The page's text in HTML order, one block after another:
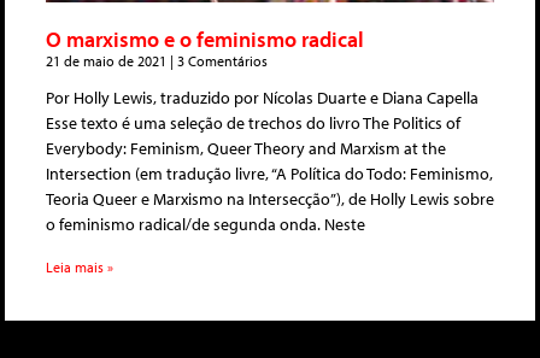
O marxismo e o feminismo radical
21 de maio de 2021 3 Comentários
Por Holly Lewis, traduzido por Nícolas Duarte e Diana Capella
Esse texto é uma seleção de trechos do livro The Politics of
Everybody: Feminism, Queer Theory and Marxism at the
Intersection (em tradução livre, “A Política do Todo: Feminismo,
Teoria Queer e Marxismo na Intersecção”), de Holly Lewis sobre
o feminismo radical/de segunda onda. Neste
Leia mais »